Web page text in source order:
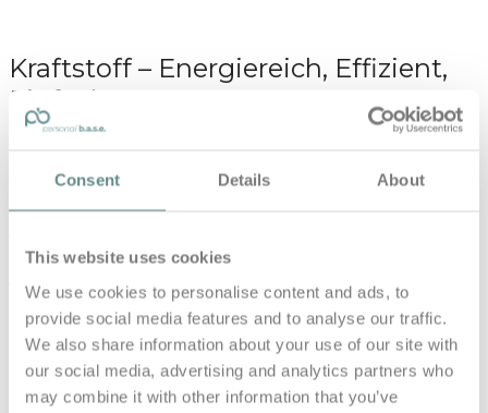
Consent Details About
This website uses cookies
We use cookies to personalise content and ads, to
provide social media features and to analyse our traffic.
We also share information about your use of our site with
our social media, advertising and analytics partners who
may combine it with other information that you’ve
Kraftstoff – Energiereich, Effizient,
Einfach
KRAFTSTOFF – FÜR LEBENSHUNGRIGE
Mit funktionellen Lösungen für die heutige Zeit geben
nährstoffdichte, basenbildende Ernährung – begleitet
von unterstützenden Maßnahmen.
Energiereich
Effizient
Einfach